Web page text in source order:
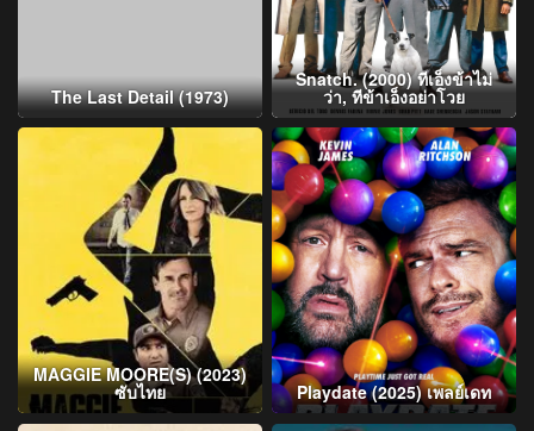
The Last Detail (1973)
Snatch. (2000) ทีเอ็งข้าไม่
ว่า, ทีข้าเอ็งอย่าโวย
MAGGIE MOORE(S) (2023)
ซับไทย Playdate (2025) เพลย์เดท